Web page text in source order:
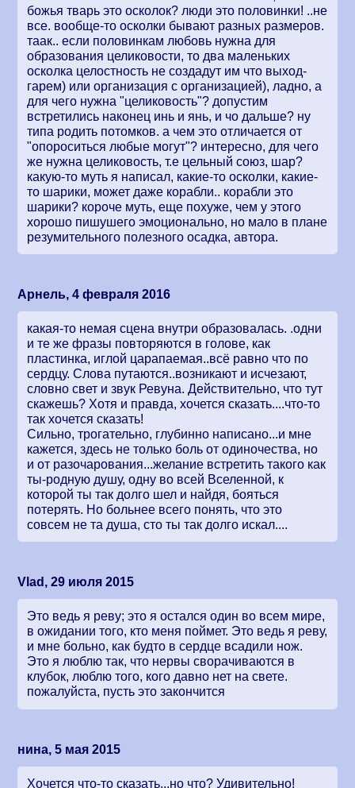
божья тварь это осколок? люди это половинки! ..не
все. вообще-то осколки бывают разных размеров.
таак.. если половинкам любовь нужна для
образования целиковости, то два маленьких
осколка целостность не создадут им что выход-
гарем) или организация с организацией), ладно, а
для чего нужна "целиковость"? допустим
встретились наконец инь и янь, и чо дальше? ну
типа родить потомков. а чем это отличается от
"опороситься любые могут"? интересно, для чего
же нужна целиковость, т.е цельный союз, шар?
какую-то муть я написал, какие-то осколки, какие-
то шарики, может даже корабли.. корабли это
шарики? короче муть, еще похуже, чем у этого
хорошо пишушего эмоционально, но мало в плане
резумительного полезного осадка, автора.
Арнель, 4 февраля 2016
какая-то немая сцена внутри образовалась. .одни
и те же фразы повторяются в голове, как
пластинка, иглой царапаемая..всё равно что по
сердцу. Слова путаются..возникают и исчезают,
словно свет и звук Ревуна. Действительно, что тут
скажешь? Хотя и правда, хочется сказать....что-то
так хочется сказать!
Сильно, трогательно, глубинно написано...и мне
кажется, здесь не только боль от одиночества, но
и от разочарования...желание встретить такого как
ты-родную душу, одну во всей Вселенной, к
которой ты так долго шел и найдя, бояться
потерять. Но больнее всего понять, что это
совсем не та душа, сто ты так долго искал....
Vlad, 29 июля 2015
Это ведь я реву; это я остался один во всем мире,
в ожидании того, кто меня поймет. Это ведь я реву,
и мне больно, как будто в сердце всадили нож.
Это я люблю так, что нервы сворачиваются в
клубок, люблю того, кого давно нет на свете.
пожалуйста, пусть это закончится
нина, 5 мая 2015
Хочется что-то сказать...но что? Удивительно!